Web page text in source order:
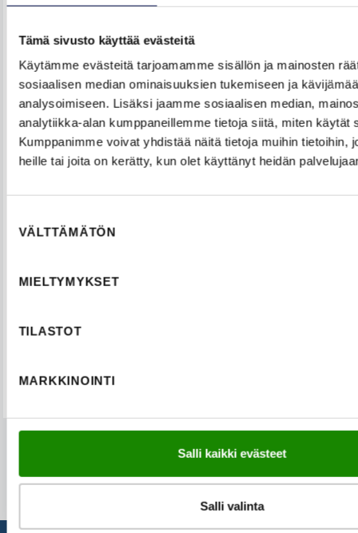
Tämä sivusto käyttää evästeitä
Käytämme evästeitä tarjoamamme sisällön ja mainosten
sosiaalisen median ominaisuuksien tukemiseen ja
analysoimiseen. Lisäksi jaamme sosiaalisen median,
analytiikka-alan kumppaneillemme tietoja siitä, miten käytät
Kumppanimme voivat yhdistää näitä tietoja muihin tietoihin,
heille tai joita on kerätty, kun olet käyttänyt heidän
valinta
VÄLTTÄMÄTÖN
MIELTYMYKSET
TILASTOT
MARKKINOINTI
Salli kaikki evästeet
Salli valinta